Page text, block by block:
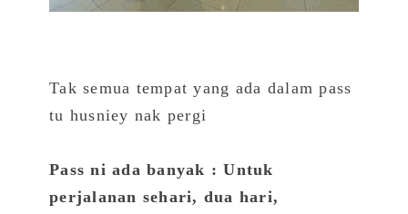
Tak semua tempat yang ada dalam pass
tu husniey nak pergi
Pass ni ada banyak : Untuk
perjalanan sehari, dua hari,